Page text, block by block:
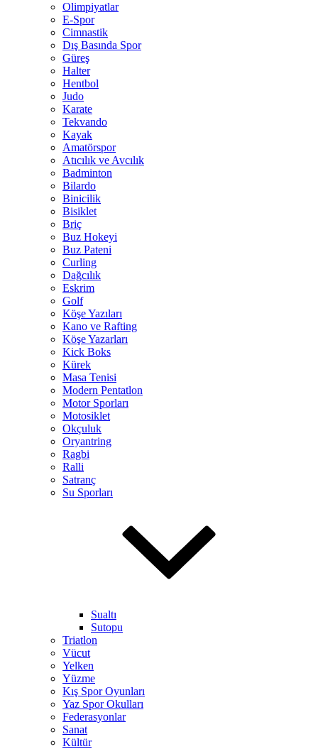
Olimpiyatlar
E-Spor
Cimnastik
Dış Basında Spor
Güreş
Halter
Hentbol
Judo
Karate
Tekvando
Kayak
Amatörspor
Atıcılık ve Avcılık
Badminton
Bilardo
Binicilik
Bisiklet
Briç
Buz Hokeyi
Buz Pateni
Curling
Dağcılık
Eskrim
Golf
Köşe Yazıları
Kano ve Rafting
Köşe Yazarları
Kick Boks
Kürek
Masa Tenisi
Modern Pentatlon
Motor Sporları
Motosiklet
Okçuluk
Oryantring
Ragbi
Ralli
Satranç
Su Sporları
Sualtı
Sutopu
Triatlon
Vücut
Yelken
Yüzme
Kış Spor Oyunları
Yaz Spor Okulları
Federasyonlar
Sanat
Kültür